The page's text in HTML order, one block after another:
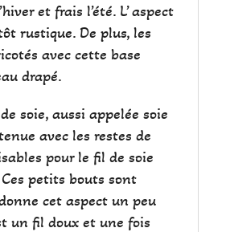
et frais l’été. L’ aspect
rustique. De plus, les
avec cette base
drapé.
soie, aussi appelée soie
avec les restes de
pour le fil de soie
petits bouts sont
cet aspect un peu
un fil doux et une fois